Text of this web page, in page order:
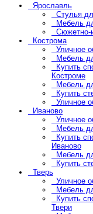
Ярославль
Стулья
Мебель
Сюжетно-
Кострома
Уличное
Мебель
Купить
Костроме
Мебель
Купить
Уличное
Иваново
Уличное
Мебель
Купить
Иваново
Мебель
Купить
Тверь
Уличное
Мебель
Купить
Твери